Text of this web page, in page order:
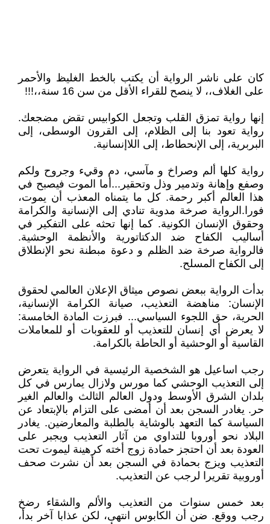
كان على ناشر الرواية أن يكتب بالخط الغليظ والأحمر
على الغلاف،، لا ينصح للقراء الأقل من سن 16 سنة،،!!!
إنها رواية تمزق القلب وتجعل الكوابيس تقض مضجعك.
رواية تعود بنا إلى الظلام، إلى القرون الوسطى، إلى
البربرية، إلى الإنحطاط، إلى اللاإنسانية.
رواية كلها ألم وصراخ و مآسي، دم وقيء وجروح ولكم
وصفع وإهانة وتدمير وذل وتحقير...أما الموت فيصبح في
هذا العالم أكبر رحمة. كل ما يتمناه المعذب أن يموت،
فورا.الرواية صرخة مدوية تنادي إلى الإنسانية والكرامة
وحقوق الإنسان الكونية. كما إنها تحثه على التفكير في
أساليب الكفاح ضد الدكتاتورية والأنظمة الوحشية.
فالرواية صرخة ضد الظلم و دعوة مبطنة نحو الإنطلاق
إلى الكفاح المسلح.
بدأت الرواية ببعض نصوص ميثاق الإعلان العالمي لحقوق
الإنسان: مناهضة التعذيب، صيانة الكرامة الإنسانية،
الحرية، حق اللجوء السياسي... فبرزت المادة الخامسة:
لا يعرض أي إنسان للتعذيب أو للعقوبات أو للمعاملات
القاسية أو الوحشية أو الحاطة بالكرامة.
رجب اساعيل هو الشخصية الرئيسية في الرواية يتعرض
إلى التعذيب الوحشي كما مورس ولازال يمارس في كل
بلدان الشرق الأوسط ودول العالم الثالث والعالم الغير
حر. يغادر السجن بعد أن أمضى على التزام بالإبتعاد عن
السياسة كما التعهد بالوشاية بالطلبة والمعارضين. يغادر
البلاد نحو أوروبا للتداوي من آثار التعذيب ويجبر على
العودة بعد أن احتجز حمادة زوج أخته كرهينة ليموت تحت
التعذيب ويزج بحمادة في السجن بعد أن نشرت صحف
أوروبية تقريرا لرجب عن التعذيب.
بعد خمس سنوات من التعذيب والألم والشقاء رضخ
رجب ووقع. ضن أن الكابوس انتهى، لكن عذابا آخر بدأ،